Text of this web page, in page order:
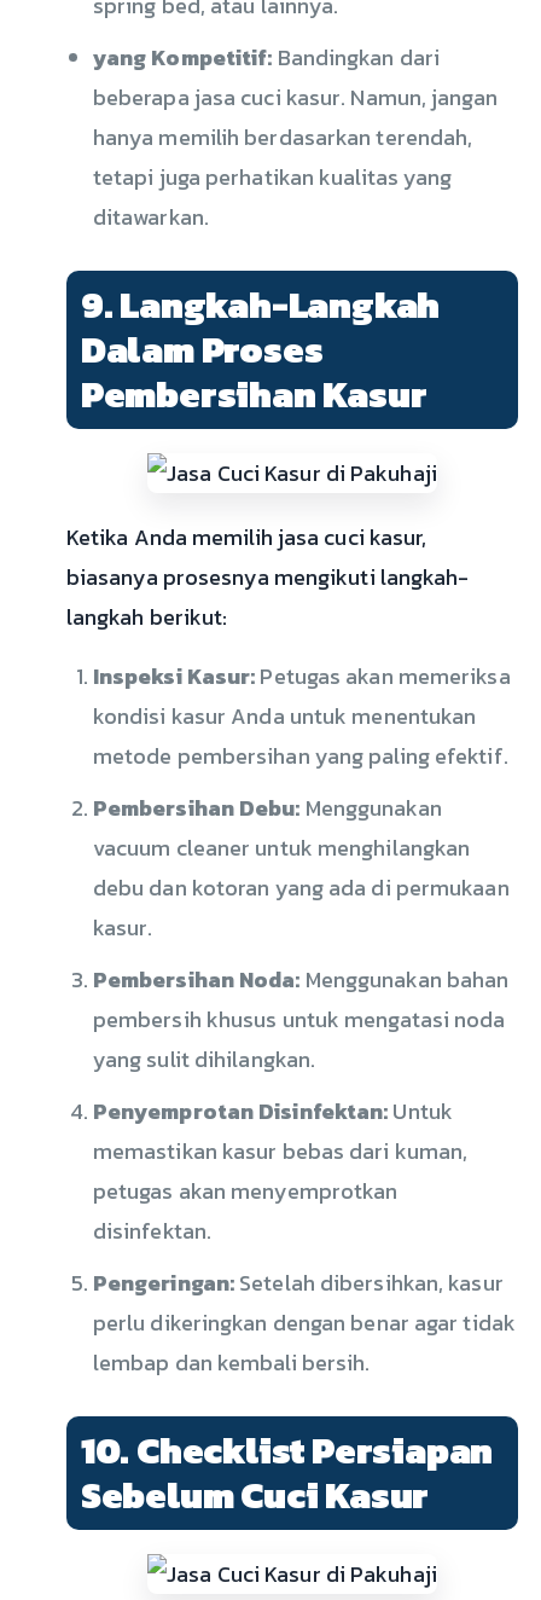
yang Kompetitif: Bandingkan dari
beberapa jasa cuci kasur. Namun, jangan
hanya memilih berdasarkan terendah,
tetapi juga perhatikan kualitas yang
ditawarkan.
9. Langkah-Langkah
Dalam Proses
Pembersihan Kasur
Ketika Anda memilih jasa cuci kasur,
biasanya prosesnya mengikuti langkah-
langkah berikut:
Inspeksi Kasur:Petugas akan memeriksa
kondisi kasur Anda untuk menentukan
metode pembersihan yang paling efektif.
Pembersihan Debu: Menggunakan
vacuum cleaner untuk menghilangkan
debu dan kotoran yang ada di permukaan
kasur.
Pembersihan Noda: Menggunakan bahan
pembersih khusus untuk mengatasi noda
yang sulit dihilangkan.
Penyemprotan Disinfektan:Untuk
memastikan kasur bebas dari kuman,
petugas akan menyemprotkan
disinfektan.
Pengeringan:Setelah dibersihkan, kasur
perlu dikeringkan dengan benar agar tidak
lembap dan kembali bersih.
10. Checklist Persiapan
Sebelum Cuci Kasur